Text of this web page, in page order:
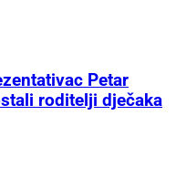
Petar
roditelji dječaka